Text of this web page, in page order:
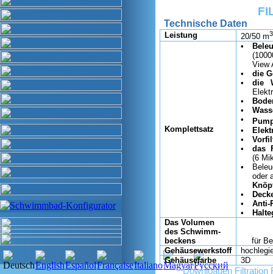
Technische Daten
Leistung 20/50 m3
Komplettsatz
•
View
•
die
•
die
•
•
•
•
•
•
das
(6
•
oder
•
•
Anti-
•
Das Volumen
des Schwimm-
beckens
für
Gehäusewerkstoff
Gehäusefarbe
3D
Downloaden Filtration